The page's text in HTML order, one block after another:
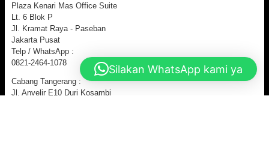
Plaza Kenari Mas Office Suite
Lt. 6 Blok P
Jl. Kramat Raya - Paseban
Jakarta Pusat
Telp / WhatsApp :
0821-2464-1078
Cabang Tangerang :
Jl. Anyelir E10 Duri Kosambi
Silakan WhatsApp kami ya